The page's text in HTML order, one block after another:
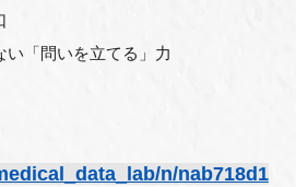
い「問いを立てる」力
n/nab718d1